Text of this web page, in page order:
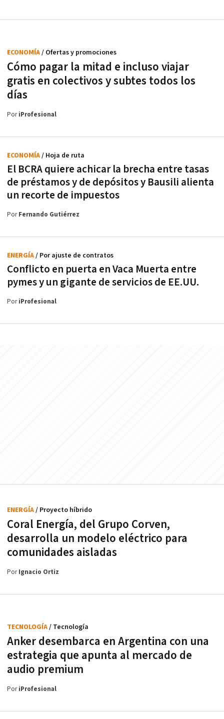
Cómo pagar la mitad e incluso viajar
gratis en colectivos y subtes todos los
días
ECONOMÍA/ Ofertas y promociones
PoriProfesional
El BCRA quiere achicar la brecha entre tasas
de préstamos y de depósitos y Bausili alienta
un recorte de impuestos
ECONOMÍA/ Hoja de ruta
PorFernando Gutiérrez
Conflicto en puerta en Vaca Muerta entre
pymes y un gigante de servicios de EE.UU.
ENERGÍA/ Por ajuste de contratos
PoriProfesional
Coral Energía, del Grupo Corven,
desarrolla un modelo eléctrico para
comunidades aisladas
ENERGÍA/ Proyecto híbrido
PorIgnacio Ortiz
Anker desembarca en Argentina con una
estrategia que apunta al mercado de
audio premium
TECNOLOGÍA/ Tecnología
PoriProfesional